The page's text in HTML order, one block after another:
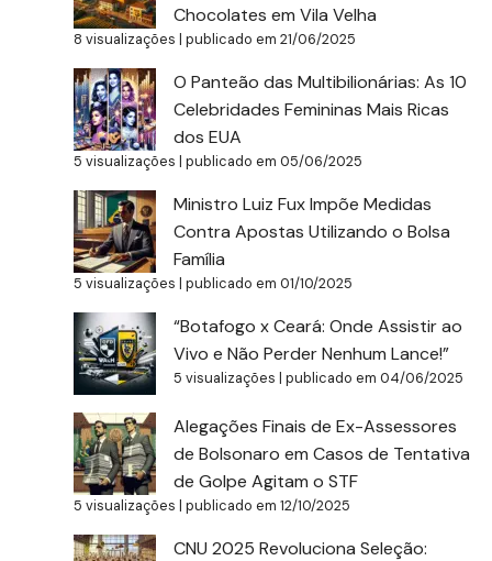
Chocolates em Vila Velha
8 visualizações |publicado em 21/06/2025
O Panteão das Multibilionárias: As 10
Celebridades Femininas Mais Ricas
dos EUA
5 visualizações |publicado em 05/06/2025
Ministro Luiz Fux Impõe Medidas
Contra Apostas Utilizando o Bolsa
Família
5 visualizações |publicado em 01/10/2025
“Botafogo x Ceará: Onde Assistir ao
Vivo e Não Perder Nenhum Lance!”
5 visualizações |publicado em 04/06/2025
Alegações Finais de Ex-Assessores
de Bolsonaro em Casos de Tentativa
de Golpe Agitam o STF
5 visualizações |publicado em 12/10/2025
CNU 2025 Revoluciona Seleção: